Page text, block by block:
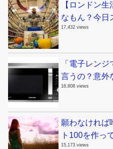
【ロンドン
なもん？今日
17,432 views
「電子レン
言うの？意外
16,808 views
願わなければ
ト100を作っ
15,173 views